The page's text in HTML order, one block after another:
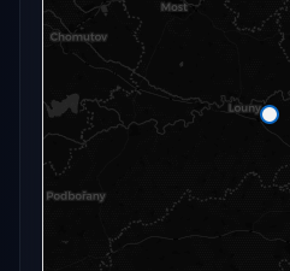
Radarový snímek
Otevřít v plné
Otevřít